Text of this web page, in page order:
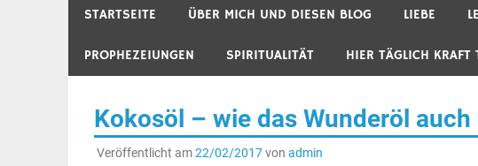
STARTSEITE ÜBER MICH UND DIESEN BLOG LIEBE
PROPHEZEIUNGEN SPIRITUALITÄT HIER TÄGLICH KRAFT
Kokosöl – wie das Wunderöl
Veröffentlicht am22/02/2017von admin